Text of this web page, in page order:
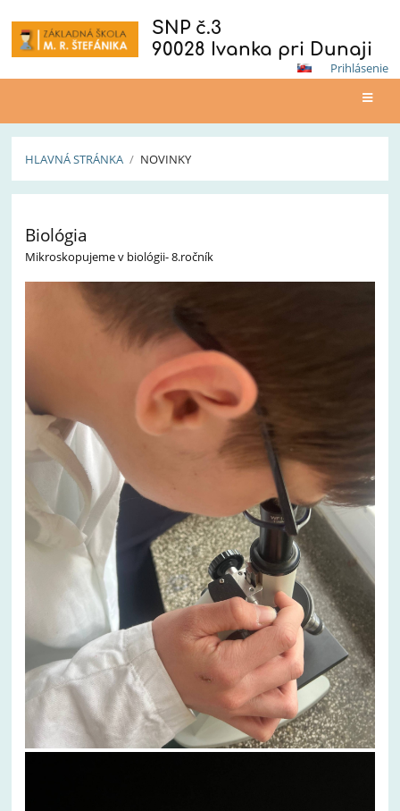
SNP č.3
90028 Ivanka pri Dunaji
Prihlásenie
HLAVNÁ STRÁNKA / NOVINKY
Biológia
Mikroskopujeme v biológii- 8.ročník